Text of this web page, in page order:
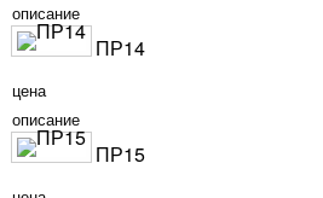
описание
ПР14
цена
описание
ПР15